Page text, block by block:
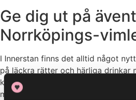
Ge dig ut på
Norrköpings-
I Innerstan finns det alltid något
på läckra rätter och härliga drinkar
kollegor i en vibrerande atmosfär.
mystisk gåta tillsammans på